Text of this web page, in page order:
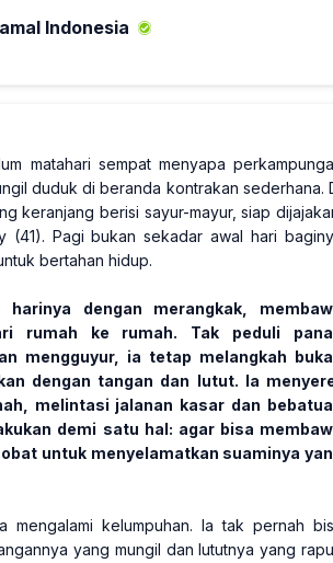
Indonesia
matahari sempat menyapa
duduk di beranda kontrakan sederhana.
keranjang berisi sayur-mayur, siap
(41). Pagi bukan sekadar awal hari
bertahan hidup.
dengan merangkak,
rumah ke rumah. Tak peduli
mengguyur, ia tetap melangkah
dengan tangan dan lutut. Ia
melintasi jalanan kasar dan
demi satu hal: agar bisa
untuk menyelamatkan suaminya
mengalami kelumpuhan. Ia tak pernah
yang mungil dan lututnya yang